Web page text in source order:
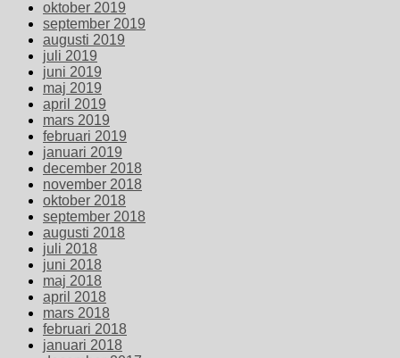
oktober 2019
september 2019
augusti 2019
juli 2019
juni 2019
maj 2019
april 2019
mars 2019
februari 2019
januari 2019
december 2018
november 2018
oktober 2018
september 2018
augusti 2018
juli 2018
juni 2018
maj 2018
april 2018
mars 2018
februari 2018
januari 2018